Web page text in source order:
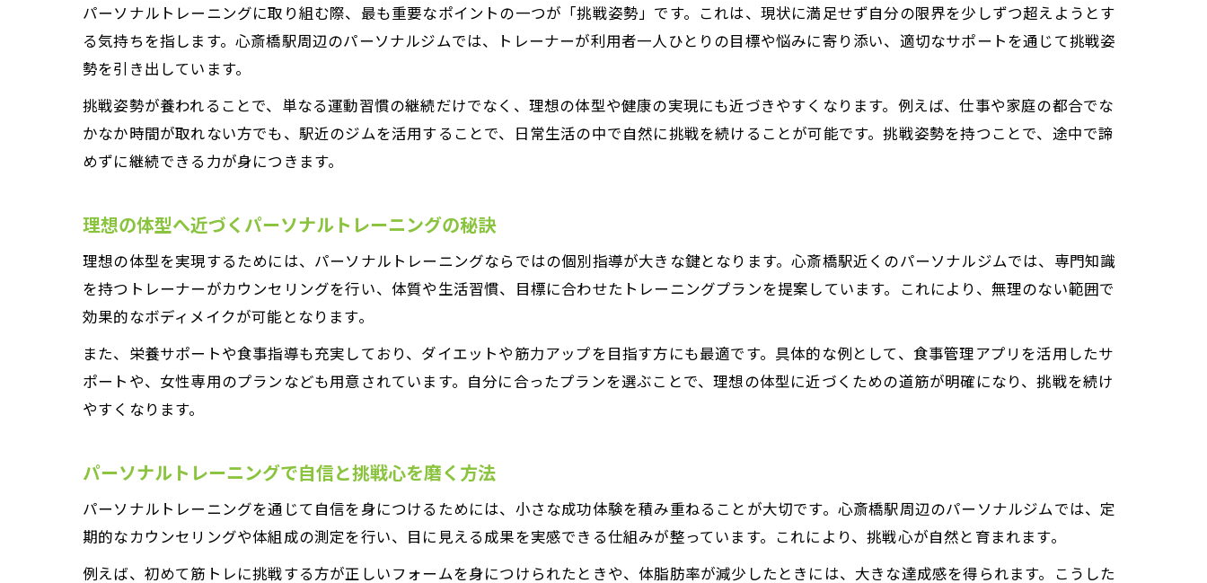
パーソナルトレーニングに取り組む際、最も重要なポイントの一つが「挑戦姿勢」です。これは、現状に満足せず自分の限界を少しずつ超えようとす
る気持ちを指します。心斎橋駅周辺のパーソナルジムでは、トレーナーが利用者一人ひとりの目標や悩みに寄り添い、適切なサポートを通じて挑戦姿
勢を引き出しています。
挑戦姿勢が養われることで、単なる運動習慣の継続だけでなく、理想の体型や健康の実現にも近づきやすくなります。例えば、仕事や家庭の都合でな
かなか時間が取れない方でも、駅近のジムを活用することで、日常生活の中で自然に挑戦を続けることが可能です。挑戦姿勢を持つことで、途中で諦
めずに継続できる力が身につきます。
理想の体型へ近づくパーソナルトレーニングの秘訣
理想の体型を実現するためには、パーソナルトレーニングならではの個別指導が大きな鍵となります。心斎橋駅近くのパーソナルジムでは、専門知識
を持つトレーナーがカウンセリングを行い、体質や生活習慣、目標に合わせたトレーニングプランを提案しています。これにより、無理のない範囲で
効果的なボディメイクが可能となります。
また、栄養サポートや食事指導も充実しており、ダイエットや筋力アップを目指す方にも最適です。具体的な例として、食事管理アプリを活用したサ
ポートや、女性専用のプランなども用意されています。自分に合ったプランを選ぶことで、理想の体型に近づくための道筋が明確になり、挑戦を続け
やすくなります。
パーソナルトレーニングで自信と挑戦心を磨く方法
パーソナルトレーニングを通じて自信を身につけるためには、小さな成功体験を積み重ねることが大切です。心斎橋駅周辺のパーソナルジムでは、定
期的なカウンセリングや体組成の測定を行い、目に見える成果を実感できる仕組みが整っています。これにより、挑戦心が自然と育まれます。
例えば、初めて筋トレに挑戦する方が正しいフォームを身につけられたときや、体脂肪率が減少したときには、大きな達成感を得られます。こうした